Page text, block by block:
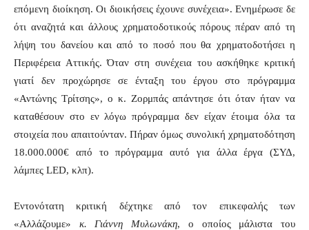
επόμενη διοίκηση. Οι διοικήσεις έχουνε συνέχεια». Ενημέρωσε δε
ότι αναζητά και άλλους χρηματοδοτικούς πόρους πέραν από τη
λήψη του δανείου και από το ποσό που θα χρηματοδοτήσει η
Περιφέρεια Αττικής. Όταν στη συνέχεια του ασκήθηκε κριτική
γιατί δεν προχώρησε σε ένταξη του έργου στο πρόγραμμα
«Αντώνης Τρίτσης», ο κ. Ζορμπάς απάντησε ότι όταν ήταν να
καταθέσουν στο εν λόγω πρόγραμμα δεν είχαν έτοιμα όλα τα
στοιχεία που απαιτούνταν. Πήραν όμως συνολική χρηματοδότηση
18.000.000€ από το πρόγραμμα αυτό για άλλα έργα (ΣΥΔ,
λάμπες LED, κλπ).
Εντονότατη κριτική δέχτηκε από τον επικεφαλής των
«Αλλάζουμε» κ. Γιάννη Μυλωνάκη, ο οποίος μάλιστα του